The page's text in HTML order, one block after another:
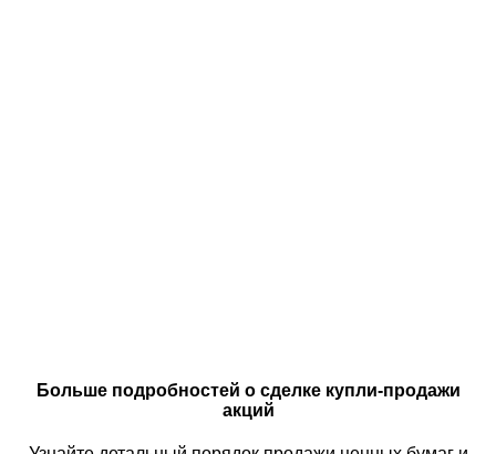
Больше подробностей о сделке купли-продажи
акций